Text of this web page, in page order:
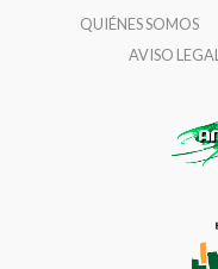
QUIÉNES SOMOS
AVISO LEGAL